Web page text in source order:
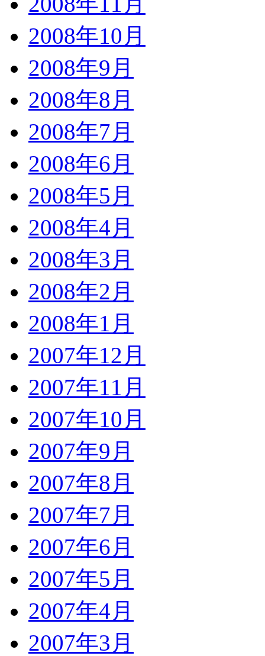
2008年10月
2008年9月
2008年8月
2008年7月
2008年6月
2008年5月
2008年4月
2008年3月
2008年2月
2008年1月
2007年12月
2007年11月
2007年10月
2007年9月
2007年8月
2007年7月
2007年6月
2007年5月
2007年4月
2007年3月